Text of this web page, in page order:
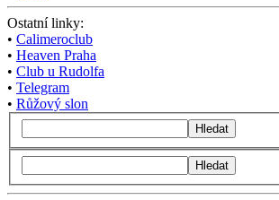
Ostatní linky:
• Calimeroclub
• Heaven Praha
• Club u Rudolfa
• Telegram
• Růžový slon
Hledat
Hledat